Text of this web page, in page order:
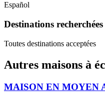
Español
Destinations recherchées
Toutes destinations acceptées
Autres maisons à
MAISON EN MOYEN